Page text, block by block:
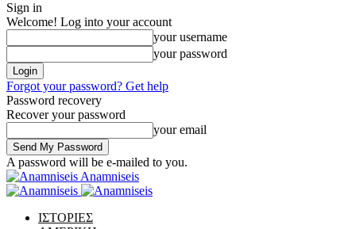
Sign in
Welcome! Log into your account
your username
your password
Forgot your password? Get help
Password recovery
Recover your password
your email
A password will be e-mailed to you.
Anamniseis
ΙΣΤΟΡΙΕΣ